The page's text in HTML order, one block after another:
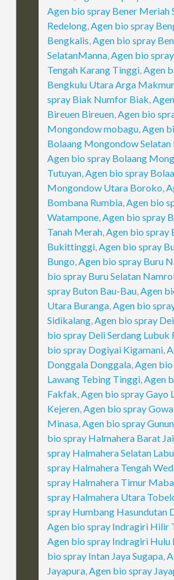
Agen bio spray Bener Meriah
Redelong,Agen bio spray
Bengkalis,Agen bio spray
SelatanManna,Agen bio
Tengah Karang Tinggi,Agen
Bengkulu Utara Arga Makmur
spray Biak Numfor Biak,
Bireuen Bireuen,Agen bio
Mongondow mobagu,Agen
Bolaang Mongondow
Agen bio spray Bolaang
Tutuyan,Agen bio spray
Mongondow Utara Boroko,
Bombana Rumbia,Agen bio
Watampone,Agen bio spray
Tanah Merah,Agen bio spray
Bukittinggi,Agen bio spray
Bungo,Agen bio spray Buru
bio spray Buru Selatan
spray Buton Bau-Bau,Agen
Utara Buranga,Agen bio
Sidikalang,Agen bio spray
bio spray Deli Serdang Lubuk
bio spray Dogiyai Kigamani,
Donggala Donggala,Agen
Lawang Tebing Tinggi,Agen
Fakfak,Agen bio spray Gayo
Kejeren,Agen bio spray
Minasa,Agen bio spray
bio spray Halmahera Barat
spray Halmahera Selatan
spray Halmahera Tengah
spray Halmahera Timur Maba
spray Halmahera Utara
spray Humbang Hasundutan
Agen bio spray Indragiri Hilir
Agen bio spray Indragiri Hulu
bio spray Intan Jaya Sugapa,
Jayapura,Agen bio spray